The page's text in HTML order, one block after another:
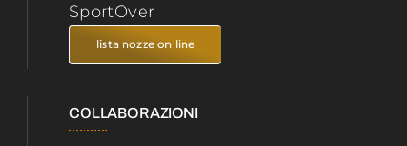
SportOver
lista nozze on line
COLLABORAZIONI